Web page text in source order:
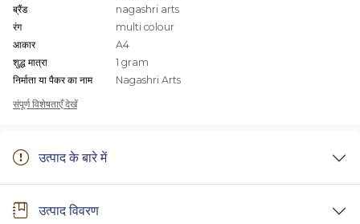
ब्रैंड
nagashri arts
रंग
multi colour
आकार
A4
शुद्ध मात्रा
1 gram
निर्माता या पैकर का नाम
Nagashri Arts
संपूर्ण विशेषताएँ देखें
उत्पाद के बारे में
उत्पाद विवरण